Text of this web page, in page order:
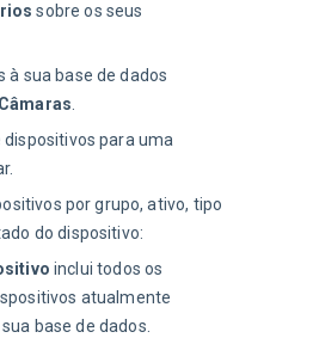
sobre os seus
à sua base de dados
.
dispositivos para uma
por grupo, ativo, tipo
do dispositivo:
inclui todos os
atualmente
base de dados.